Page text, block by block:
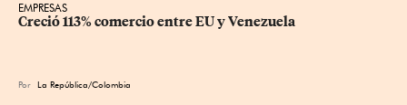
EMPRESAS
Creció 113% comercio entre EU y Venezuela
Por La República/Colombia